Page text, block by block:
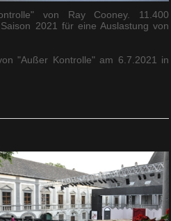
von Ray Cooney. 11.400
2021 für eine Auslastung von
"Außer Kontrolle" am 6.7.2021 in